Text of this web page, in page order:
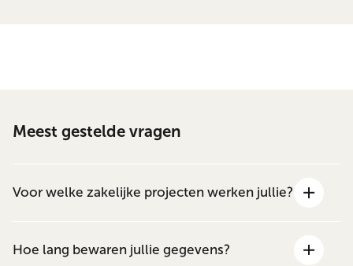
Meest gestelde vragen
Voor welke zakelijke projecten werken jullie?
Hoe lang bewaren jullie gegevens?